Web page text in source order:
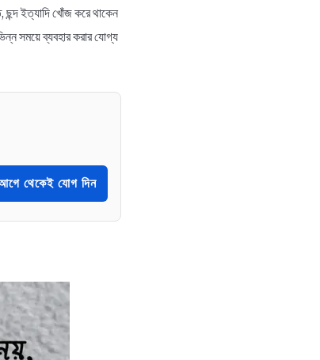
ছন্দ ইত্যাদি খোঁজ করে থাকেন
সময়ে ব্যবহার করার যোগ্য
থেকেই যোগ দিন